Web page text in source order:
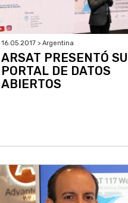
16.05.2017 > Argentina
ARSAT PRESENTÓ SU
PORTAL DE DATOS
ABIERTOS